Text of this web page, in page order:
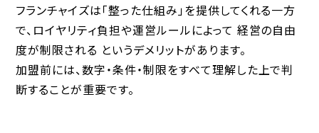
フランチャイズは「整った仕組み」を提供してくれる一方
で、ロイヤリティ負担や運営ルールによって 経営の自由
度が制限される というデメリットがあります。
加盟前には、数字・条件・制限をすべて理解した上で判
断することが重要です。